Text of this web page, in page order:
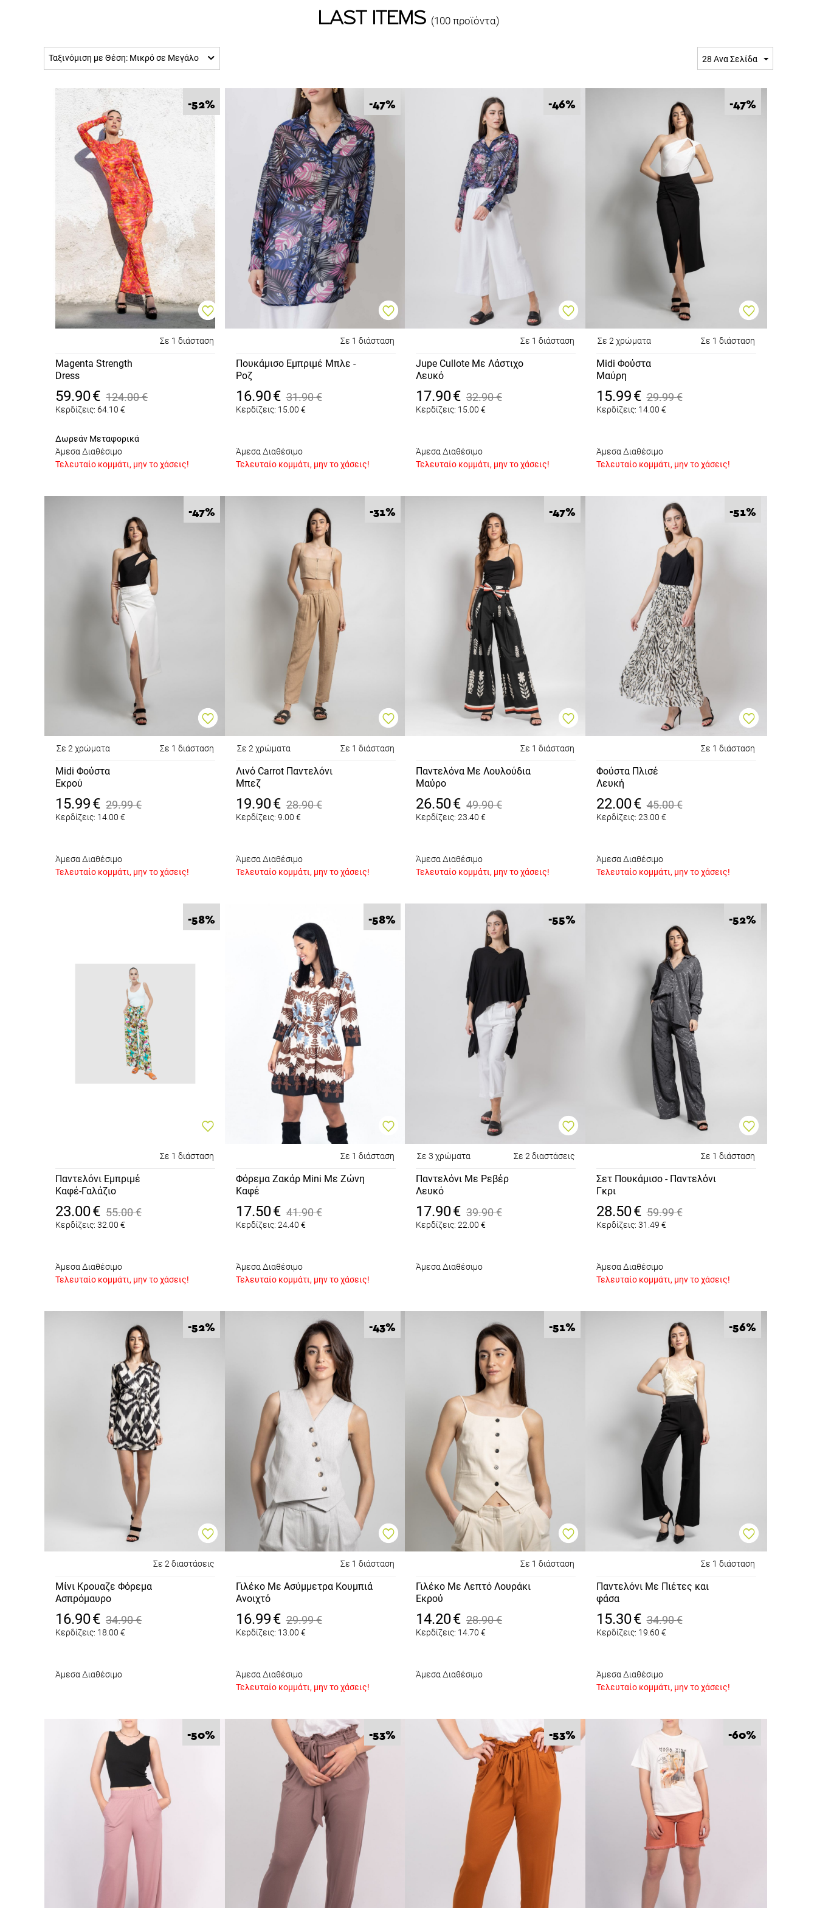
LAST ITEMS (100 προϊόντα)
Ταξινόμιση με Θέση: Μικρό σε Μεγάλο 28 Ανα Σελίδα
-52%
Σε 1 διάσταση
Magenta Strength
Dress
59.90€ 124.00€
Κερδίζεις: 64.10 €
Δωρεάν Μεταφορικά
Άμεσα Διαθέσιμο
Τελευταίο κομμάτι, μην το χάσεις!
-47%
Σε 1 διάσταση
Πουκάμισο Εμπριμέ Μπλε -
Ροζ
16.90€ 31.90€
Κερδίζεις: 15.00 €
Άμεσα Διαθέσιμο
Τελευταίο κομμάτι, μην το χάσεις!
-46%
Σε 1 διάσταση
Jupe Cullote Με Λάστιχο
Λευκό
17.90€ 32.90€
Κερδίζεις: 15.00 €
Άμεσα Διαθέσιμο
Τελευταίο κομμάτι, μην το χάσεις!
-47%
Σε 2 χρώματα Σε 1 διάσταση
Midi Φούστα
Μαύρη
15.99€ 29.99€
Κερδίζεις: 14.00 €
Άμεσα Διαθέσιμο
Τελευταίο κομμάτι, μην το χάσεις!
-47%
Σε 2 χρώματα Σε 1 διάσταση
Midi Φούστα
Εκρού
15.99€ 29.99€
Κερδίζεις: 14.00 €
Άμεσα Διαθέσιμο
Τελευταίο κομμάτι, μην το χάσεις!
-31%
Σε 2 χρώματα Σε 1 διάσταση
Λινό Carrot Παντελόνι
Μπεζ
19.90€ 28.90€
Κερδίζεις: 9.00 €
Άμεσα Διαθέσιμο
Τελευταίο κομμάτι, μην το χάσεις!
-47%
Σε 1 διάσταση
Παντελόνα Με Λουλούδια
Μαύρο
26.50€ 49.90€
Κερδίζεις: 23.40 €
Άμεσα Διαθέσιμο
Τελευταίο κομμάτι, μην το χάσεις!
-51%
Σε 1 διάσταση
Φούστα Πλισέ
Λευκή
22.00€ 45.00€
Κερδίζεις: 23.00 €
Άμεσα Διαθέσιμο
Τελευταίο κομμάτι, μην το χάσεις!
-58%
Σε 1 διάσταση
Παντελόνι Εμπριμέ
Καφέ-Γαλάζιο
23.00€ 55.00€
Κερδίζεις: 32.00 €
Άμεσα Διαθέσιμο
Τελευταίο κομμάτι, μην το χάσεις!
-58%
Σε 1 διάσταση
Φόρεμα Ζακάρ Mini Με Ζώνη
Καφέ
17.50€ 41.90€
Κερδίζεις: 24.40 €
Άμεσα Διαθέσιμο
Τελευταίο κομμάτι, μην το χάσεις!
-55%
Σε 3 χρώματα Σε 2 διαστάσεις
Παντελόνι Με Ρεβέρ
Λευκό
17.90€ 39.90€
Κερδίζεις: 22.00 €
Άμεσα Διαθέσιμο
-52%
Σε 1 διάσταση
Σετ Πουκάμισο - Παντελόνι
Γκρι
28.50€ 59.99€
Κερδίζεις: 31.49 €
Άμεσα Διαθέσιμο
Τελευταίο κομμάτι, μην το χάσεις!
-52%
Σε 2 διαστάσεις
Μίνι Κρουαζε Φόρεμα
Ασπρόμαυρο
16.90€ 34.90€
Κερδίζεις: 18.00 €
Άμεσα Διαθέσιμο
-43%
Σε 1 διάσταση
Γιλέκο Με Ασύμμετρα Κουμπιά
Ανοιχτό
16.99€ 29.99€
Κερδίζεις: 13.00 €
Άμεσα Διαθέσιμο
Τελευταίο κομμάτι, μην το χάσεις!
-51%
Σε 1 διάσταση
Γιλέκο Με Λεπτό Λουράκι
Εκρού
14.20€ 28.90€
Κερδίζεις: 14.70 €
Άμεσα Διαθέσιμο
-56%
Σε 1 διάσταση
Παντελόνι Με Πιέτες και
φάσα
15.30€ 34.90€
Κερδίζεις: 19.60 €
Άμεσα Διαθέσιμο
Τελευταίο κομμάτι, μην το χάσεις!
-50% -53% -53% -60%